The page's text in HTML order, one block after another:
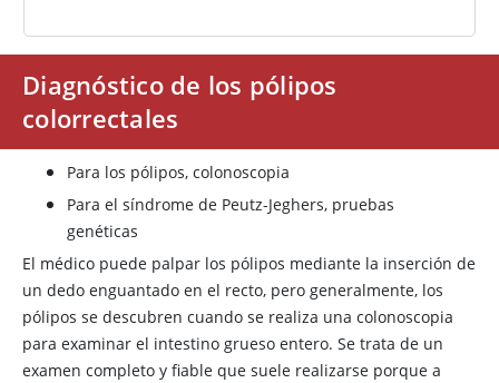
Diagnóstico de los pólipos
colorrectales
Para los pólipos, colonoscopia
Para el síndrome de Peutz-Jeghers, pruebas
genéticas
El médico puede palpar los pólipos mediante la inserción de
un dedo enguantado en el recto, pero generalmente, los
pólipos se descubren cuando se realiza una colonoscopia
para examinar el intestino grueso entero. Se trata de un
examen completo y fiable que suele realizarse porque a